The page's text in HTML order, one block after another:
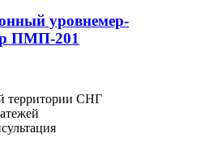
уровнемер-
ПМП-201
территории СНГ